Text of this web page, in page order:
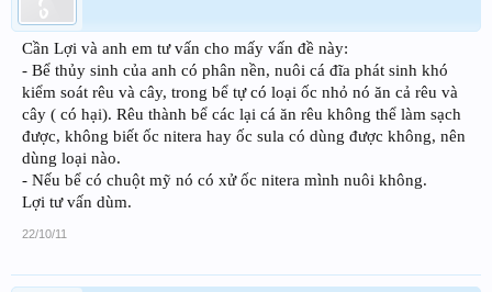
Cần Lợi và anh em tư vấn cho mấy vấn đề này:
- Bể thủy sinh của anh có phân nền, nuôi cá đĩa phát sinh khó
kiểm soát rêu và cây, trong bể tự có loại ốc nhỏ nó ăn cả rêu và
cây ( có hại). Rêu thành bể các lại cá ăn rêu không thể làm sạch
được, không biết ốc nitera hay ốc sula có dùng được không, nên
dùng loại nào.
- Nếu bể có chuột mỹ nó có xử ốc nitera mình nuôi không.
Lợi tư vấn dùm.
22/10/11